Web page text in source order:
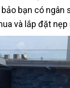
bạn có ngân
và lắp đặt nẹp